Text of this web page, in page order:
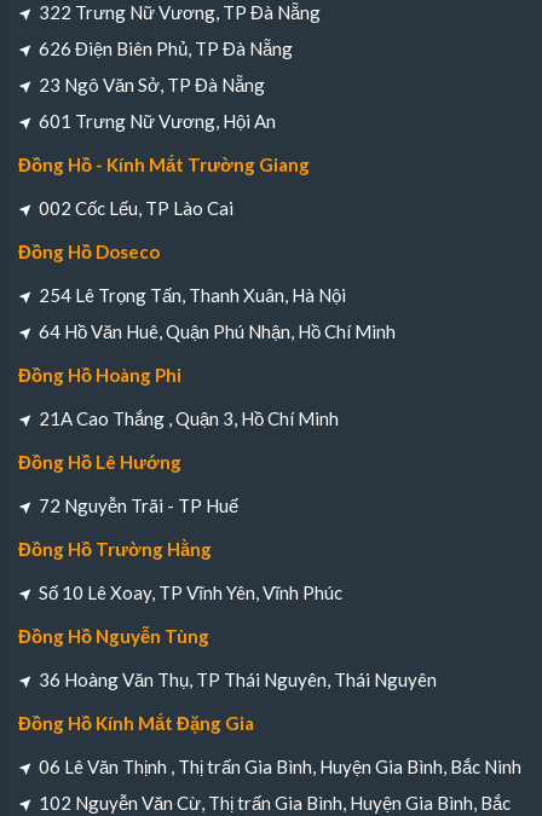
322 Trưng Nữ Vương, TP Đà Nẵng
626 Điện Biên Phủ, TP Đà Nẵng
23 Ngô Văn Sở, TP Đà Nẵng
601 Trưng Nữ Vương, Hội An
Đồng Hồ - Kính Mắt Trường Giang
002 Cốc Lếu, TP Lào Cai
Đồng Hồ Doseco
254 Lê Trọng Tấn, Thanh Xuân, Hà Nội
64 Hồ Văn Huê, Quận Phú Nhận, Hồ Chí Minh
Đồng Hồ Hoàng Phi
21A Cao Thắng , Quận 3, Hồ Chí Minh
Đồng Hồ Lê Hướng
72 Nguyễn Trãi - TP Huế
Đồng Hồ Trường Hằng
Số 10 Lê Xoay, TP Vĩnh Yên, Vĩnh Phúc
Đồng Hồ Nguyễn Tùng
36 Hoàng Văn Thụ, TP Thái Nguyên, Thái Nguyên
Đồng Hồ Kính Mắt Đặng Gia
06 Lê Văn Thịnh , Thị trấn Gia Bình, Huyện Gia Bình, Bắc Ninh
102 Nguyễn Văn Cừ, Thị trấn Gia Bình, Huyện Gia Bình, Bắc